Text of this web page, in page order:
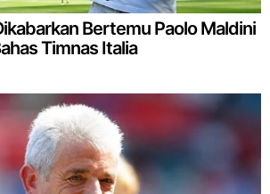
Bertemu Paolo Maldini
Timnas Italia